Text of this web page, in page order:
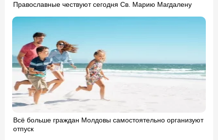
Православные чествуют сегодня Св. Марию Магдалену
Всё больше граждан Молдовы самостоятельно организуют
отпуск